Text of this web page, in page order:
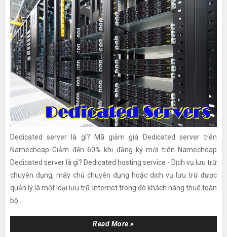
Dedicated server là gì? Mã giảm giá Dedicated server trên
Namecheap Giảm đến 60% khi đăng ký mới trên Namecheap
Dedicated server là gì? Dedicated hosting service - Dịch vụ lưu trữ
chuyên dụng, máy chủ chuyên dụng hoặc dịch vụ lưu trữ được
quản lý là một loại lưu trữ Internet trong đó khách hàng thuê toàn
bộ...
Read More »